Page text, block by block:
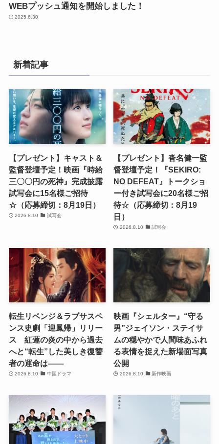
WEBプッシュ通知を開始しました！
2025.6.30
新着記事
【プレゼント】キャスト＆
監督登壇予定！映画『時給
三〇〇円の死神』完成披露
試写会に15名様ご招待
☆（応募締切：8月19日）
2026.8.10 試写会
【プレゼント】沓名健一監
督登壇予定！『SEKIRO:
NO DEFEAT』トークショ
ー付き試写会に20名様ご招
待☆（応募締切：8月19
日）
2026.8.10 試写会
転生リベンジ＆ラブサスペ
ンス史劇「迎鳳帰」リリー
ス 紅蓮の炎の中から過去
へと“転生”した美しき復讐
者の運命は――
2026.8.10 中国ドラマ
映画『シェルター』“守る
男”ジェイソン・ステイサ
ムの穏やかで人間味あふれ
る表情を捉えた新場面写真
公開
2026.8.10 新作映画